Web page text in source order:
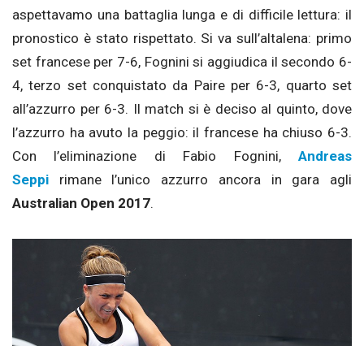
aspettavamo una battaglia lunga e di difficile lettura: il
pronostico è stato rispettato. Si va sull’altalena: primo
set francese per 7-6, Fognini si aggiudica il secondo 6-
4, terzo set conquistato da Paire per 6-3, quarto set
all’azzurro per 6-3. Il match si è deciso al quinto, dove
l’azzurro ha avuto la peggio: il francese ha chiuso 6-3.
Con l’eliminazione di Fabio Fognini, Andreas
Seppi
rimane l’unico azzurro ancora in gara agli
Australian Open 2017.